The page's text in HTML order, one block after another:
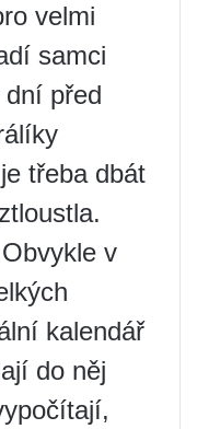
velmi
samci
před
třeba dbát
v
kalendář
do něj